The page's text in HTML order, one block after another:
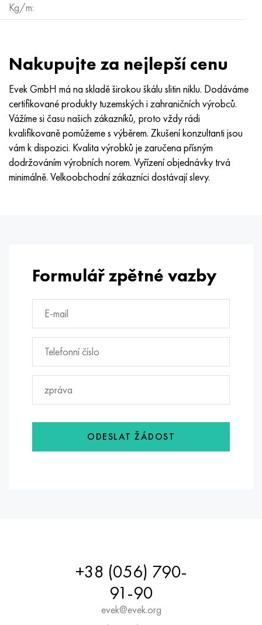
Kg/m:
Nakupujte za nejlepší cenu
Evek GmbH má na skladě širokou škálu slitin niklu. Dodáváme
certifikované produkty tuzemských i zahraničních výrobců.
Vážíme si času našich zákazníků, proto vždy rádi
kvalifikovaně pomůžeme s výběrem. Zkušení konzultanti jsou
vám k dispozici. Kvalita výrobků je zaručena přísným
dodržováním výrobních norem. Vyřízení objednávky trvá
minimálně. Velkoobchodní zákazníci dostávají slevy.
Formulář zpětné vazby
ODESLAT ŽÁDOST
+38 (056) 790-
91-90
evek@evek.org